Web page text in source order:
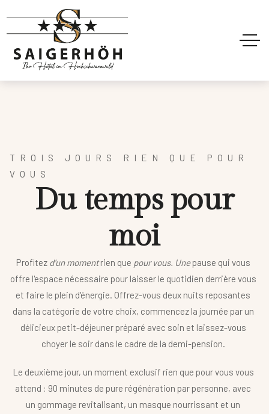
TROIS JOURS RIEN QUE POUR
VOUS
Du temps pour
moi
Profitez d'un momentrien que pour vous. Unepause qui vous
offre l'espace nécessaire pour laisser le quotidien derrière vous
et faire le plein d'énergie. Offrez-vous deux nuits reposantes
dans la catégorie de votre choix, commencez la journée par un
délicieux petit-déjeuner préparé avec soin et laissez-vous
choyer le soir dans le cadre de la demi-pension.
Le deuxième jour, un moment exclusif rien que pour vous vous
attend : 90 minutes de pure régénération par personne, avec
un gommage revitalisant, un masque nourrissant et un